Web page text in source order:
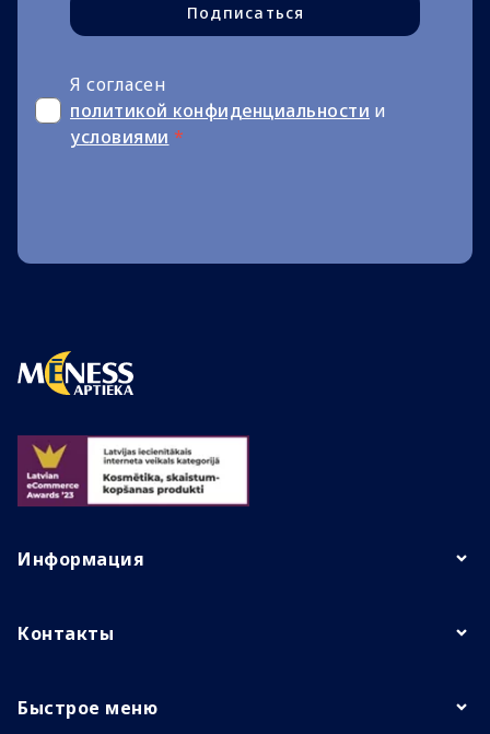
Подписаться
Я согласен
политикой конфиденциальности и
условиями *
Информация
Контакты
Быстрое меню